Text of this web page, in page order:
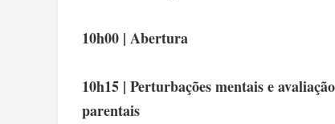
10h00 | Abertura
10h15 | Perturbações mentais e
parentais